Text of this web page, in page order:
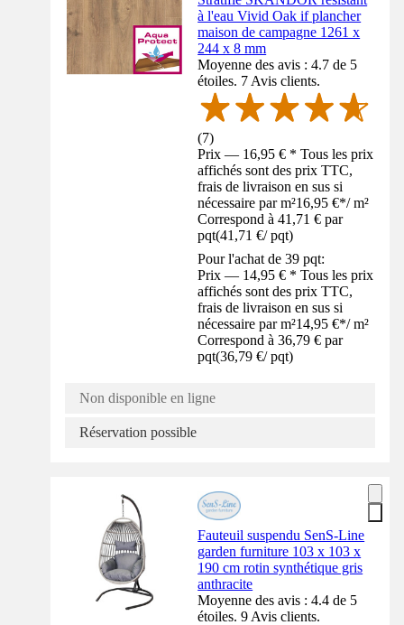
à l'eau Vivid Oak if plancher
maison de campagne 1261 x
244 x 8 mm
Moyenne des avis : 4.7 de 5
étoiles. 7 Avis clients.
(7)
Prix — 16,95 € * Tous les prix
affichés sont des prix TTC,
frais de livraison en sus si
nécessaire par m²16,95 €*/ m²
Correspond à 41,71 € par
pqt(41,71 €/ pqt)
Pour l'achat de 39 pqt:
Prix — 14,95 € * Tous les prix
affichés sont des prix TTC,
frais de livraison en sus si
nécessaire par m²14,95 €*/ m²
Correspond à 36,79 € par
pqt(36,79 €/ pqt)
Non disponible en ligne
Réservation possible
Fauteuil suspendu SenS-Line
garden furniture 103 x 103 x
190 cm rotin synthétique gris
anthracite
Moyenne des avis : 4.4 de 5
étoiles. 9 Avis clients.